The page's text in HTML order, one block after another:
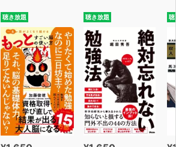
聴き放題 聴き放題 聴